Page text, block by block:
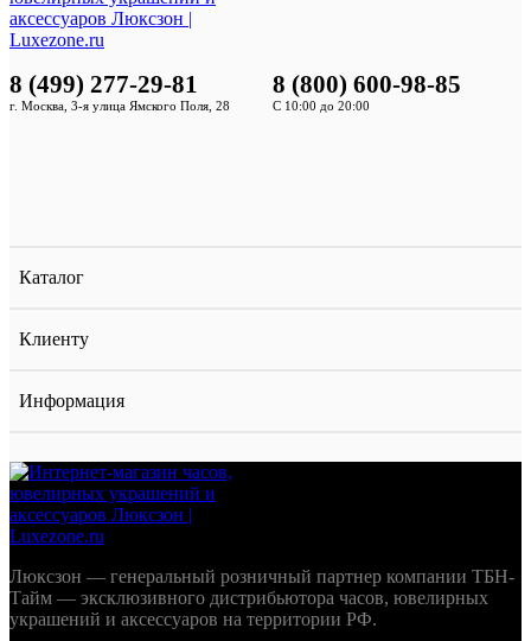
Каталог
Клиенту
Информация
8 (499) 277-29-81
г. Москва, 3-я улица Ямского Поля, 28
8 (800) 600-98-85
С 10:00 до 20:00
Люксзон — генеральный розничный партнер компании ТБН-
Тайм — эксклюзивного дистрибьютора часов, ювелирных
украшений и аксессуаров на территории РФ.